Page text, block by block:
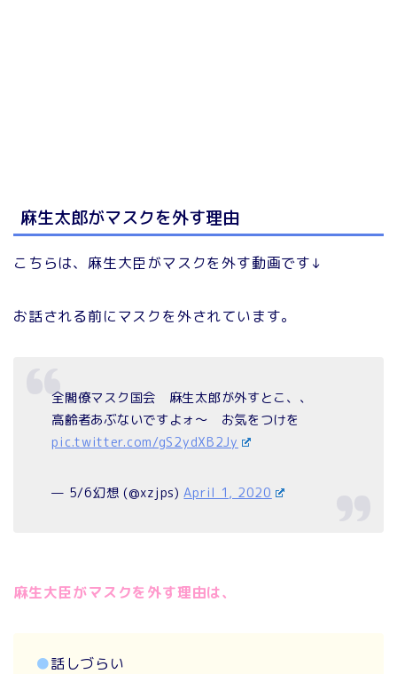
麻生太郎がマスクを外す理由
こちらは、麻生大臣がマスクを外す動画です↓
お話される前にマスクを外されています。
全閣僚マスク国会 麻生太郎が外すとこ、、
高齢者あぶないですよォ～ お気をつけを
pic.twitter.com/gS2ydXB2Jy
— 5/6幻想 (@xzjps)April 1, 2020
麻生大臣がマスクを外す理由は、
●話しづらい